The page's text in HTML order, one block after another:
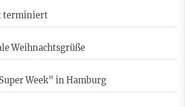
terminiert
Weihnachtsgrüße
Week" in Hamburg